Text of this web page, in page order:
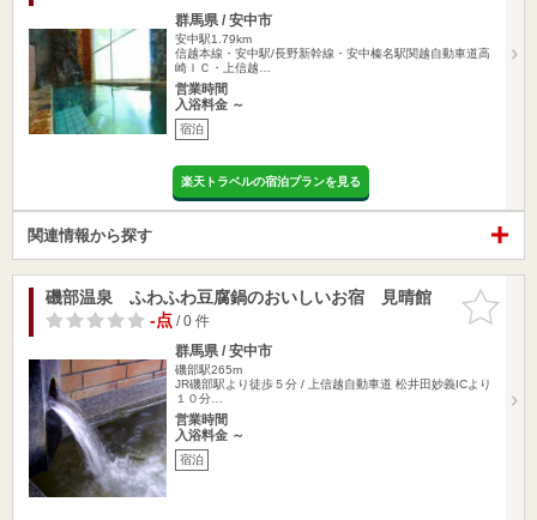
群馬県 / 安中市
安中駅1.79km
信越本線・安中駅/長野新幹線・安中榛名駅関越自動車道高
崎ＩＣ・上信越…
営業時間
入浴料金 ～
宿泊
楽天トラベルの宿泊プランを見る
関連情報から探す
お気に入
りに追加
磯部温泉 ふわふわ豆腐鍋のおいしいお宿 見晴館
-点/ 0 件
群馬県 / 安中市
磯部駅265m
JR磯部駅より徒歩５分 / 上信越自動車道 松井田妙義ICより
１０分…
営業時間
入浴料金 ～
宿泊